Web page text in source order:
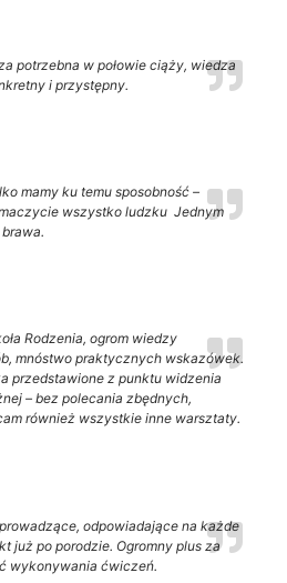
potrzebna w połowie ciąży, wiedza
i przystępny.
mamy ku temu sposobność –
wszystko ludzku Jednym
Rodzenia, ogrom wiedzy
mnóstwo praktycznych wskazówek.
przedstawione z punktu widzenia
– bez polecania zbędnych,
również wszystkie inne warsztaty.
odpowiadające na każde
już po porodzie. Ogromny plus za
wykonywania ćwiczeń.